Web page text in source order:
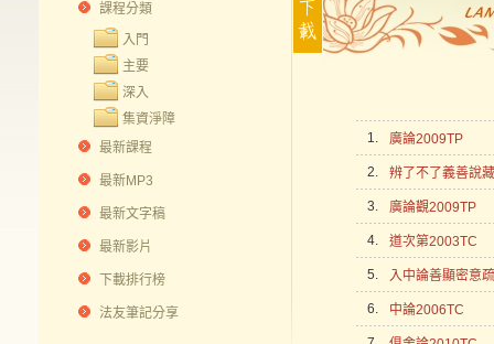
課程分類
入門
主要
深入
集資淨障
最新課程
最新MP3
最新文字稿
最新影片
下載排行榜
法友筆記分享
1. 廣論2009TP
2. 辨了不了義善說
3. 廣論觀2009TP
4. 道次第2003TC
5. 入中論善顯密意
6. 中論2006TC